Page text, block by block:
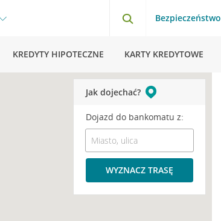
Bezpieczeństwo
KREDYTY HIPOTECZNE KARTY KREDYTOWE
Jak dojechać?
Dojazd do bankomatu z:
WYZNACZ TRASĘ